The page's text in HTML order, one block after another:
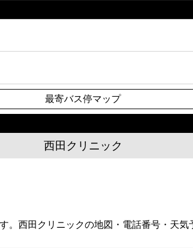
最寄バス停マップ
西田クリニック
西田クリニックの地図・電話番号・天